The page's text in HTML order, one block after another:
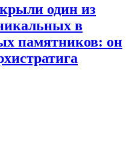
один из
в
памятников: он